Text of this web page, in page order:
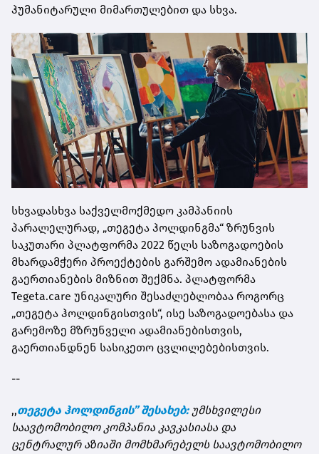
ჰუმანიტარული მიმართულებით და სხვა.
სხვადასხვა საქველმოქმედო კამპანიის
პარალელურად, „თეგეტა ჰოლდინგმა“ ზრუნვის
საკუთარი პლატფორმა 2022 წელს საზოგადოების
მხარდამჭერი პროექტების გარშემო ადამიანების
გაერთიანების მიზნით შექმნა. პლატფორმა
Tegeta.care უნიკალური შესაძლებლობაა როგორც
„თეგეტა ჰოლდინგისთვის“, ისე საზოგადოებასა და
გარემოზე მზრუნველი ადამიანებისთვის,
გაერთიანდნენ სასიკეთო ცვლილებებისთვის.
--
,,თეგეტა ჰოლდინგის” შესახებ:უმსხვილესი
საავტომობილო კომპანია კავკასიასა და
ცენტრალურ აზიაში მომხმარებელს საავტომობილო